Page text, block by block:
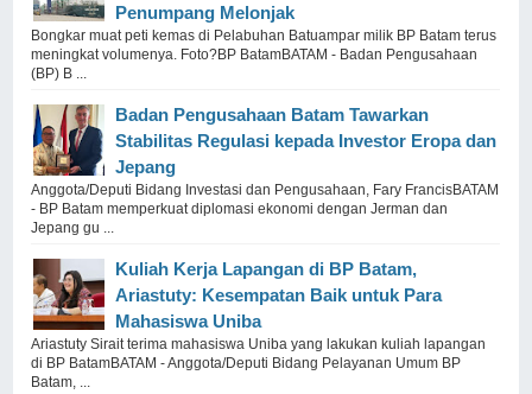
Penumpang Melonjak
Bongkar muat peti kemas di Pelabuhan Batuampar milik BP Batam terus
meningkat volumenya. Foto?BP BatamBATAM - Badan Pengusahaan
(BP) B ...
Badan Pengusahaan Batam Tawarkan
Stabilitas Regulasi kepada Investor Eropa dan
Jepang
Anggota/Deputi Bidang Investasi dan Pengusahaan, Fary FrancisBATAM
- BP Batam memperkuat diplomasi ekonomi dengan Jerman dan
Jepang gu ...
Kuliah Kerja Lapangan di BP Batam,
Ariastuty: Kesempatan Baik untuk Para
Mahasiswa Uniba
Ariastuty Sirait terima mahasiswa Uniba yang lakukan kuliah lapangan
di BP BatamBATAM - Anggota/Deputi Bidang Pelayanan Umum BP
Batam, ...